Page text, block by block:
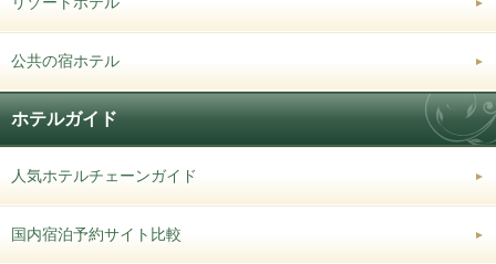
公共の宿ホテル
ホテルガイド
人気ホテルチェーンガイド
国内宿泊予約サイト比較